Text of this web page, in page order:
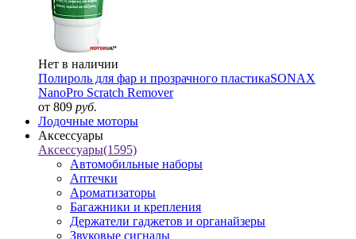
Нет в наличии
Полироль для фар и прозрачного пластикаSONAX
NanoPro Scratch Remover
от 809 руб.
Лодочные моторы
Аксессуары
Аксессуары(1595)
Автомобильные наборы
Аптечки
Ароматизаторы
Багажники и крепления
Держатели гаджетов и органайзеры
Звуковые сигналы